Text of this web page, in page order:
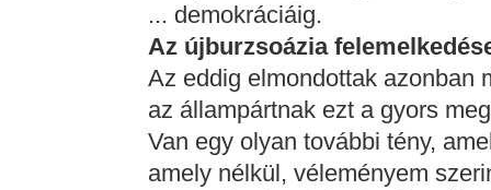
... demokráciáig.
Az újburzsoázia
Az eddig elmondottak azonban
az állampártnak ezt a gyors
Van egy olyan további tény,
amely nélkül, véleményem